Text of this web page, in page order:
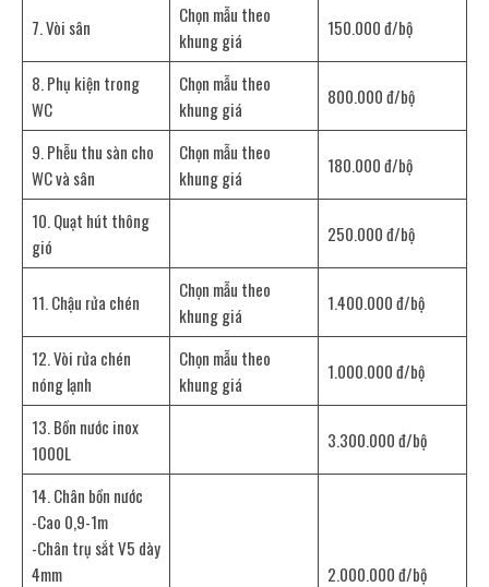
7. Vòi sân
Chọn mẫu theo
khung giá
150.000 đ/bộ
8. Phụ kiện trong
WC
Chọn mẫu theo
khung giá
800.000 đ/bộ
9. Phễu thu sàn cho
WC và sân
Chọn mẫu theo
khung giá
180.000 đ/bộ
10. Quạt hút thông
gió
250.000 đ/bộ
11. Chậu rửa chén
Chọn mẫu theo
khung giá
1.400.000 đ/bộ
12. Vòi rửa chén
nóng lạnh
Chọn mẫu theo
khung giá
1.000.000 đ/bộ
13. Bồn nước inox
1000L
3.300.000 đ/bộ
14. Chân bồn nước
-Cao 0,9-1m
-Chân trụ sắt V5 dày
4mm
2.000.000 đ/bộ